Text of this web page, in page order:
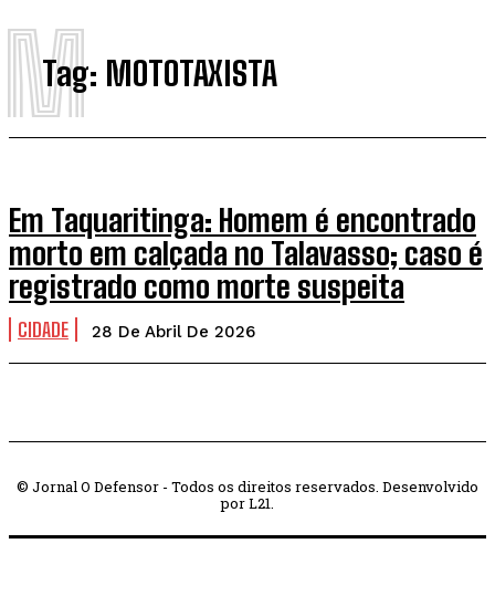
Tag: MOTOTAXISTA
M
Em Taquaritinga: Homem é encontrado
morto em calçada no Talavasso; caso é
registrado como morte suspeita
CIDADE 28 De Abril De 2026
© Jornal O Defensor - Todos os direitos reservados. Desenvolvido
por L21.